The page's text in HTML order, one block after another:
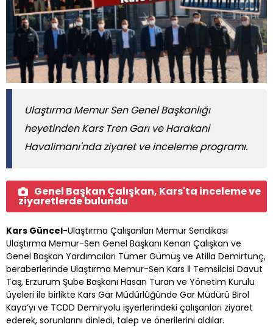
Ulaştırma Memur Sen Genel Başkanlığı
heyetinden Kars Tren Garı ve Harakani
Havalimanı'nda ziyaret ve inceleme programı.
Genel Başkan Çalışkan, Kars'ta inceleme ve
ziyaretlerde bulundu
Kars Güncel-Ulaştırma Çalışanları Memur Sendikası
Ulaştırma Memur-Sen Genel Başkanı Kenan Çalışkan ve
Genel Başkan Yardımcıları Tümer Gümüş ve Atilla Demirtunç,
beraberlerinde Ulaştırma Memur-Sen Kars İl Temsilcisi Davut
Taş, Erzurum Şube Başkanı Hasan Turan ve Yönetim Kurulu
üyeleri ile birlikte Kars Gar Müdürlüğünde Gar Müdürü Birol
Kaya’yı ve TCDD Demiryolu işyerlerindeki çalışanları ziyaret
ederek, sorunlarını dinledi, talep ve önerilerini aldılar.